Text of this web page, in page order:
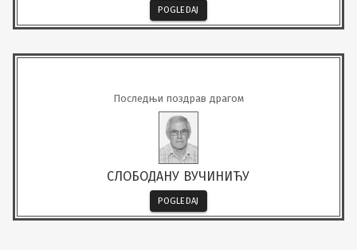
POGLEDAJ
Последњи поздрав драгом
СЛОБОДАНУ ВУЧИНИЋУ
POGLEDAJ